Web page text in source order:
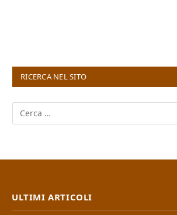
RICERCA NEL SITO
ULTIMI ARTICOLI